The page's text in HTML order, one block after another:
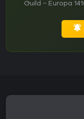
Guild - Europa